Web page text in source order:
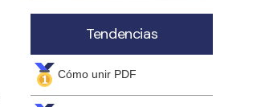
Tendencias
Cómo unir PDF